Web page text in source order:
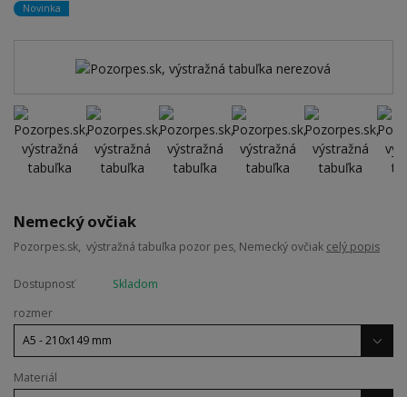
Novinka
Nemecký ovčiak
Pozorpes.sk, výstražná tabuľka pozor pes, Nemecký ovčiak celý popis
Dostupnosť
Skladom
rozmer
Materiál